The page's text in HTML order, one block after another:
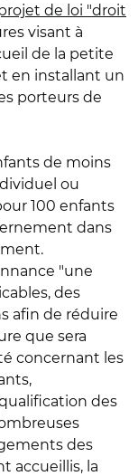
de loi "droit
visant à
de la petite
en installant un
porteurs de
de moins
ou
100 enfants
dans
"une
des
afin de réduire
que sera
concernant les
des
des
accueillis, la